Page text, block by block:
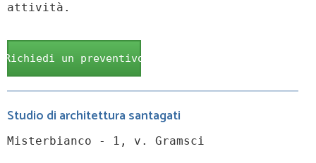
attività.
Richiedi un preventivo
Studio di architettura santagati
Misterbianco - 1, v. Gramsci